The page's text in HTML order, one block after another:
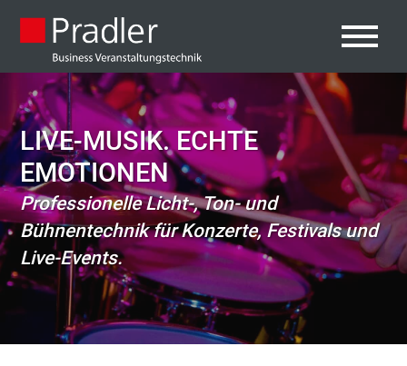
LIVE-MUSIK. ECHTE
EMOTIONEN
Professionelle Licht-, Ton- und
Bühnentechnik für Konzerte, Festivals und
Live-Events.